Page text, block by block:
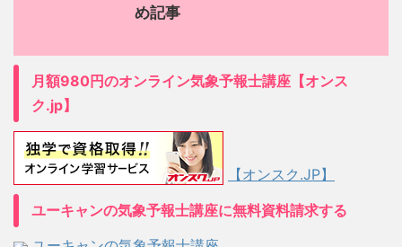
め記事
月額980円のオンライン気象予報士講座【オンス
ク.jp】
【オンスク.JP】
ユーキャンの気象予報士講座に無料資料請求する